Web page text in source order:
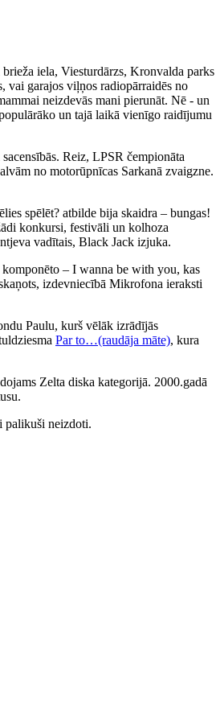
iela, Viesturdārzs, Kronvalda parks
vai garajos viļņos radiopārraidēs no
neizdevās mani pierunāt. Nē - un
un tajā laikā vienīgo raidījumu
Reiz, LPSR čempionāta
no motorūpnīcas Sarkanā zvaigzne.
spēlēt? atbilde bija skaidra – bungas!
konkursi, festivāli un kolhoza
vadītais, Black Jack izjuka.
– I wanna be with you, kas
izdevniecībā Mikrofona ieraksti
Paulu, kurš vēlāk izrādījās
Par to…(raudāja māte), kura
Zelta diska kategorijā. 2000.gadā
palikuši neizdoti.